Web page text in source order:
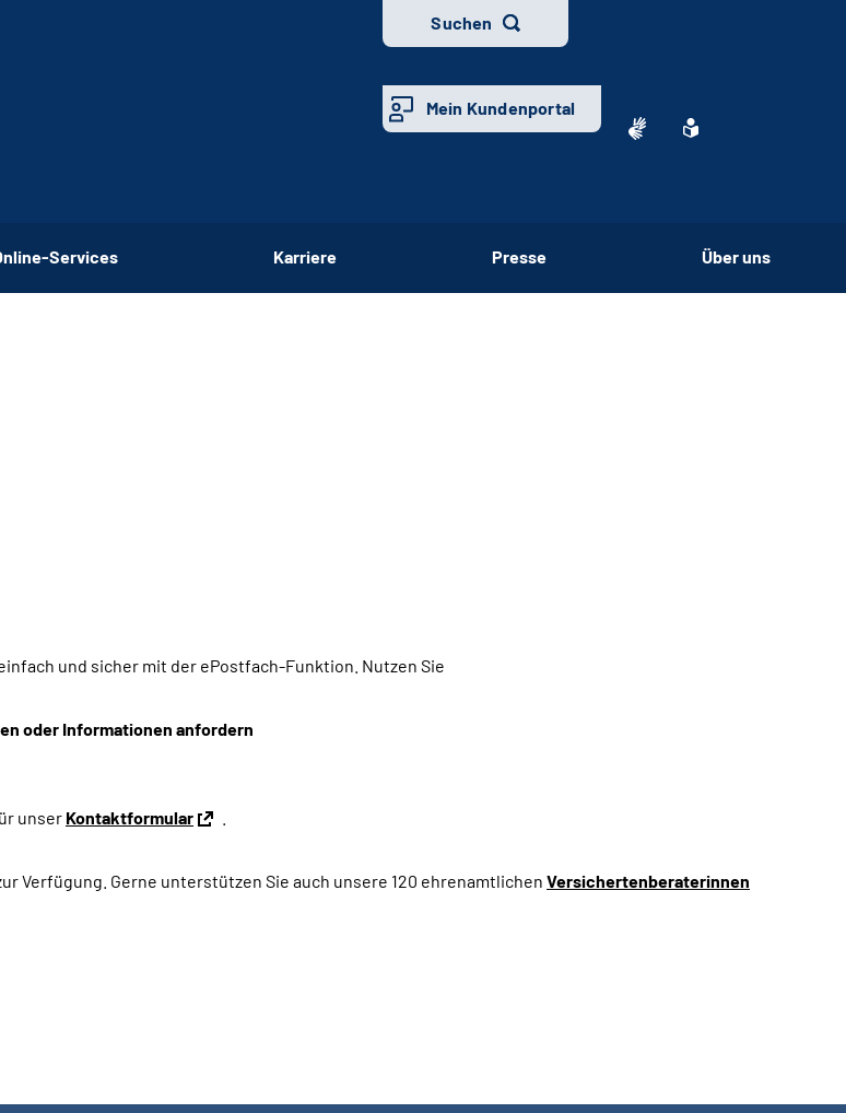
Suchen
Mein Kundenportal
Services Karriere Presse Über uns
und sicher mit der ePostfach-Funktion. Nutzen Sie
oder Informationen anfordern
unser Kontaktformular
Verfügung. Gerne unterstützen Sie auch unsere 120 ehrenamtlichen Versichertenberaterinnen